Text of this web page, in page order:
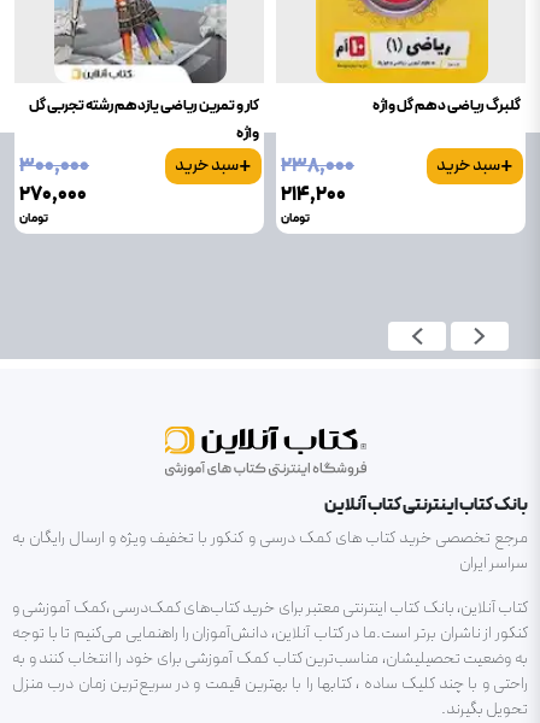
گلبرگ ریاضی دهم گل واژه
+سبد خرید
۲۳۸٬۰۰۰
۲۱۴٬۲۰۰
تومان
کار و تمرین ریاضی یازدهم رشته تجربی گل
واژه
+سبد خرید
۳۰۰٬۰۰۰
۲۷۰٬۰۰۰
تومان
بانک کتاب اینترنتی کتاب آنلاین
مرجع تخصصی خرید کتاب های کمک درسی و کنکور با تخفیف ویژه و ارسال رایگان به
سراسر ایران
کتاب آنلاین، بانک کتاب اینترنتی معتبر برای خرید کتاب‌های کمک‌درسی ،کمک آموزشی و
کنکور از ناشران برتر است.ما در کتاب آنلاین، دانش‌آموزان را راهنمایی می‌کنیم تا با توجه
به وضعیت تحصیلیشان، مناسب‌ترین کتاب کمک آموزشی برای خود را انتخاب کنند و به
راحتی و با چند کلیک ساده ، کتابها را با بهترین قیمت و در سریع‌ترین زمان درب منزل
تحویل بگیرند.